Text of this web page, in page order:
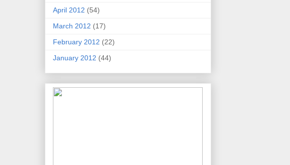
April 2012 (54)
March 2012 (17)
February 2012 (22)
January 2012 (44)